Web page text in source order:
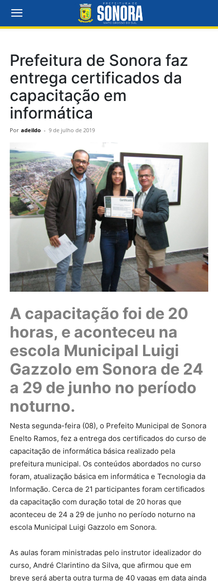
Prefeitura de Sonora faz
entrega certificados da
capacitação em
informática
Por adeildo - 9 de julho de 2019
A capacitação foi de 20
horas, e aconteceu na
escola Municipal Luigi
Gazzolo em Sonora de 24
a 29 de junho no período
noturno.
Nesta segunda-feira (08), o Prefeito Municipal de Sonora
Enelto Ramos, fez a entrega dos certificados do curso de
capacitação de informática básica realizado pela
prefeitura municipal. Os conteúdos abordados no curso
foram, atualização básica em informática e Tecnologia da
Informação. Cerca de 21 participantes foram certificados
da capacitação com duração total de 20 horas que
aconteceu de 24 a 29 de junho no período noturno na
escola Municipal Luigi Gazzolo em Sonora.
As aulas foram ministradas pelo instrutor idealizador do
curso, André Clarintino da Silva, que afirmou que em
breve será aberta outra turma de 40 vagas em data ainda